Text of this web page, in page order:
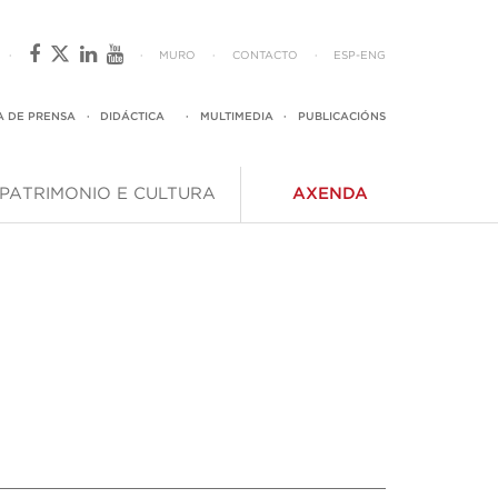
· · MURO · CONTACTO · ESP - ENG
DE PRENSA · DIDÁCTICA · MULTIMEDIA · PUBLICACIÓNS
PATRIMONIO E CULTURA AXENDA